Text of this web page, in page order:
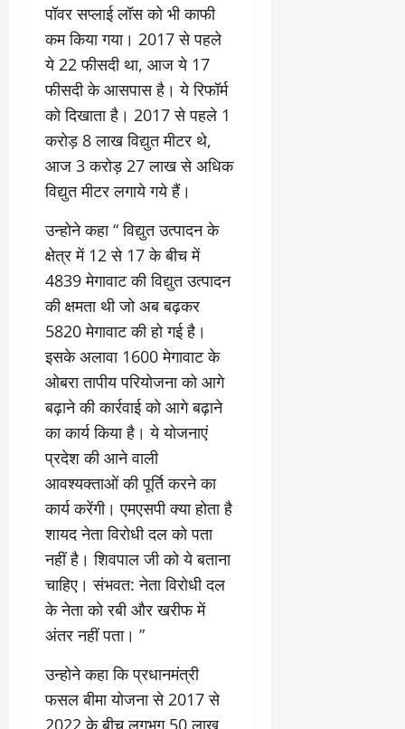
पॉवर सप्लाई लॉस को भी काफी
कम किया गया। 2017 से पहले
ये 22 फीसदी था, आज ये 17
फीसदी के आसपास है। ये रिफॉर्म
को दिखाता है। 2017 से पहले 1
करोड़ 8 लाख विद्युत मीटर थे,
आज 3 करोड़ 27 लाख से अधिक
विद्युत मीटर लगाये गये हैं।
उन्होने कहा “ विद्युत उत्पादन के
क्षेत्र में 12 से 17 के बीच में
4839 मेगावाट की विद्युत उत्पादन
की क्षमता थी जो अब बढ़कर
5820 मेगावाट की हो गई है।
इसके अलावा 1600 मेगावाट के
ओबरा तापीय परियोजना को आगे
बढ़ाने की कार्रवाई को आगे बढ़ाने
का कार्य किया है। ये योजनाएं
प्रदेश की आने वाली
आवश्यक्ताओं की पूर्ति करने का
कार्य करेंगी। एमएसपी क्या होता है
शायद नेता विरोधी दल को पता
नहीं है। शिवपाल जी को ये बताना
चाहिए। संभवत: नेता विरोधी दल
के नेता को रबी और खरीफ में
अंतर नहीं पता। ”
उन्होने कहा कि प्रधानमंत्री
फसल बीमा योजना से 2017 से
2022 के बीच लगभग 50 लाख